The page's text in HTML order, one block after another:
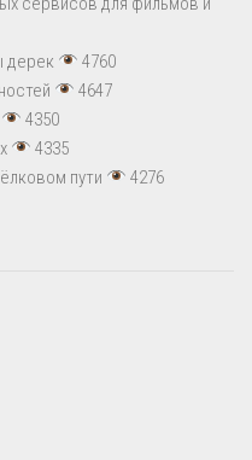
дерек
4760
4647
4350
4335
пути
4276